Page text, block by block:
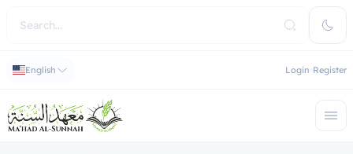
English Login Register